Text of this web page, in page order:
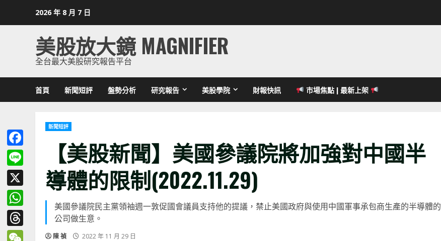
2026 年 8 月 7 日
美股放大鏡 MAGNIFIER
全台最大美股研究報告平台
首頁 新聞短評 盤勢分析 研究報告 美股學院 財報快訊 市場焦點 | 最新上架
新聞短評
【美股新聞】美國參議院將加強對中國半
導體的限制(2022.11.29)
美國參議院民主黨領袖週一敦促國會議員支持他的提議，禁止美國政府與使用中國軍事承包商生產的半導體的
公司做生意。
陳 禎 2022 年 11 月 29 日
Facebook
Line
X
WhatsApp
Threads